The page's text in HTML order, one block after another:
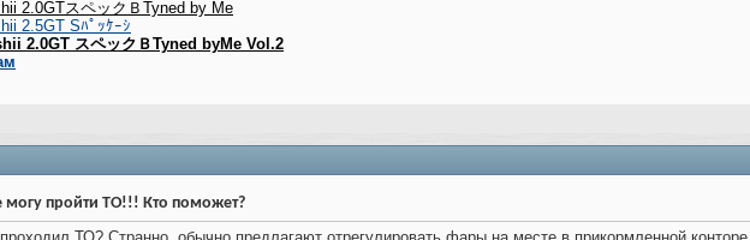
2.0GTスペックＢTyned by Me
2.5GT Sﾊﾟｯｹｰｼ
2.0GT スペックＢTyned byMe Vol.2
могу пройти ТО!!! Кто поможет?